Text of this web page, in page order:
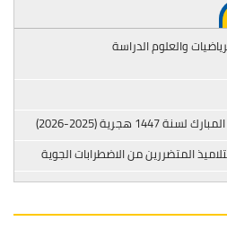
الدراسة
2026)
من الاضطرابات الجوية